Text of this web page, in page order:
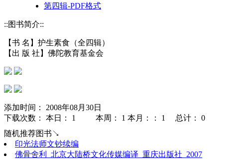
第四辑-PDF格式
::图书简介::
【书 名】护生素食（全四辑）
【出 版 社】佛陀教育基金会
添加时间： 2008年08月30日
下载次数： 本日： 1 本周： 1 本月：： 1 总计： 0
随机推荐图书↘
印光法师文钞续编
佛骨舍利_北京大陆桥文化传媒编译_重庆出版社_2007